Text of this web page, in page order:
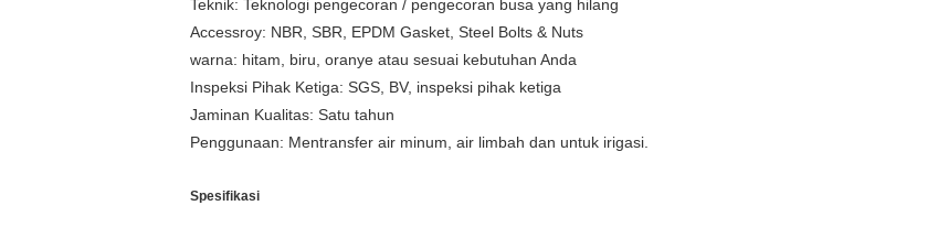
Teknik: Teknologi pengecoran / pengecoran busa yang hilang
Accessroy: NBR, SBR, EPDM Gasket, Steel Bolts & Nuts
warna: hitam, biru, oranye atau sesuai kebutuhan Anda
Inspeksi Pihak Ketiga: SGS, BV, inspeksi pihak ketiga
Jaminan Kualitas: Satu tahun
Penggunaan: Mentransfer air minum, air limbah dan untuk irigasi.
Spesifikasi